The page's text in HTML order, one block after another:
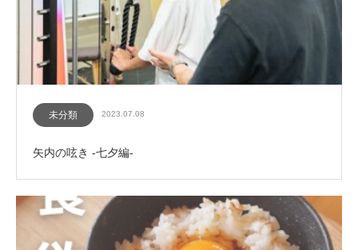
未分類 2023.07.08
矢内の呟き -七夕編-